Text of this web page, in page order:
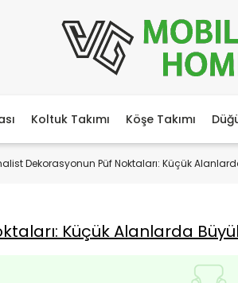
Koltuk Takımı Köşe Takımı
Dekorasyonun Püf Noktaları: Küçük
Küçük Alanlarda